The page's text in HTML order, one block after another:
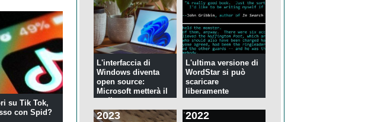
su Tik Tok,
con Spid?
L'interfaccia di
Windows diventa
open source:
Microsoft metterà il
codi...
L'ultima versione di
WordStar si può
scaricare
liberamente
2023 2022